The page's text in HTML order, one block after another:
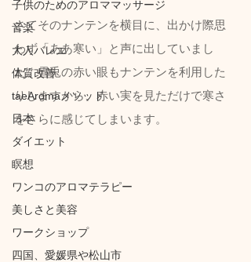
子供のためのアロママッサージ
音楽
大人バレエ
体質改善
taeAromaメソッド
日本
ダイエット
瞑想
ワンコのアロマテラピー
美しさと美容
ワークショップ
四国、愛媛県や松山市
さてそのナンテンを横目に、出かけ際思
わず「ああ寒い」と声に出していまし
た。雪兎の赤い眼もナンテンを利用した
りしますから、赤い実を見ただけで寒さ
をさらに感じてしまいます。